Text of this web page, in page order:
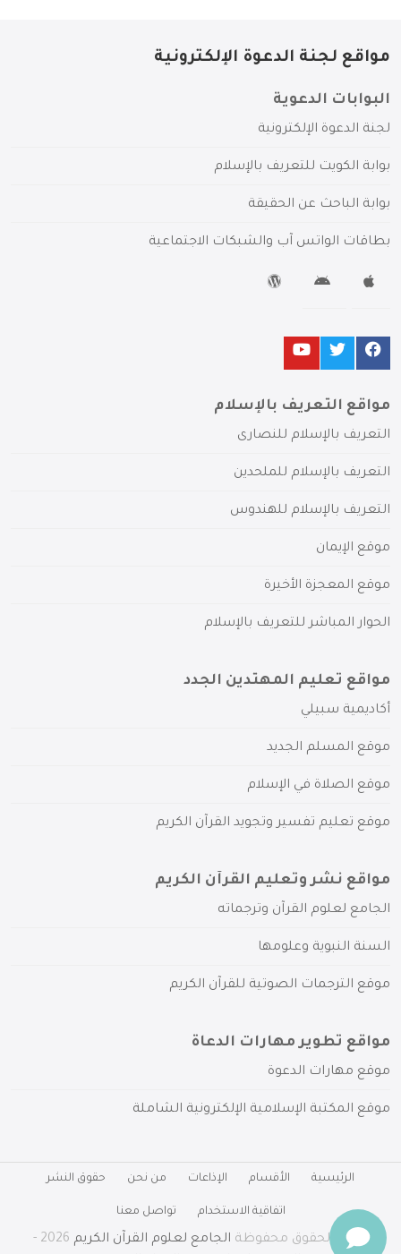
مواقع لجنة الدعوة الإلكترونية
البوابات الدعوية
لجنة الدعوة الإلكترونية
بوابة الكويت للتعريف بالإسلام
بوابة الباحث عن الحقيقة
بطاقات الواتس آب والشبكات الاجتماعية
مواقع التعريف بالإسلام
التعريف بالإسلام للنصارى
التعريف بالإسلام للملحدين
التعريف بالإسلام للهندوس
موقع الإيمان
موقع المعجزة الأخيرة
الحوار المباشر للتعريف بالإسلام
مواقع تعليم المهتدين الجدد
أكاديمية سبيلي
موقع المسلم الجديد
موقع الصلاة في الإسلام
موقع تعليم تفسير وتجويد القرآن الكريم
مواقع نشر وتعليم القرآن الكريم
الجامع لعلوم القرآن وترجماته
السنة النبوية وعلومها
موقع الترجمات الصوتية للقرآن الكريم
مواقع تطوير مهارات الدعاة
موقع مهارات الدعوة
موقع المكتبة الإسلامية الإلكترونية الشاملة
الرئيسية الأقسام الإذاعات من نحن حقوق النشر
اتفاقية الاستخدام تواصل معنا
جميع الحقوق محفوظة الجامع لعلوم القرآن الكريم
2026 -